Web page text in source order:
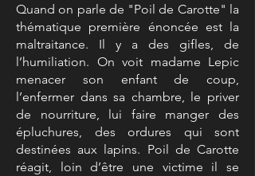
Quand on parle de "Poil de Carotte" la
thématique première énoncée est la
maltraitance. Il y a des gifles, de
l’humiliation. On voit madame Lepic
menacer son enfant de coup,
l’enfermer dans sa chambre, le priver
de nourriture, lui faire manger des
épluchures, des ordures qui sont
destinées aux lapins. Poil de Carotte
réagit, loin d’être une victime il se